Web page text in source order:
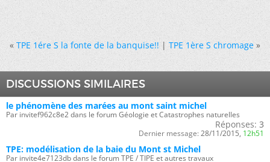
« TPE 1ére S la fonte de la banquise!!|TPE 1ère S chromage »
DISCUSSIONS SIMILAIRES
le phénomène des marées au mont saint michel
Par invitef962c8e2 dans le forum Géologie et Catastrophes naturelles
Réponses: 3
Dernier message: 28/11/2015, 12h51
TPE: modélisation de la baie du Mont st Michel
Par invite4e7123db dans le forum TPE / TIPE et autres travaux